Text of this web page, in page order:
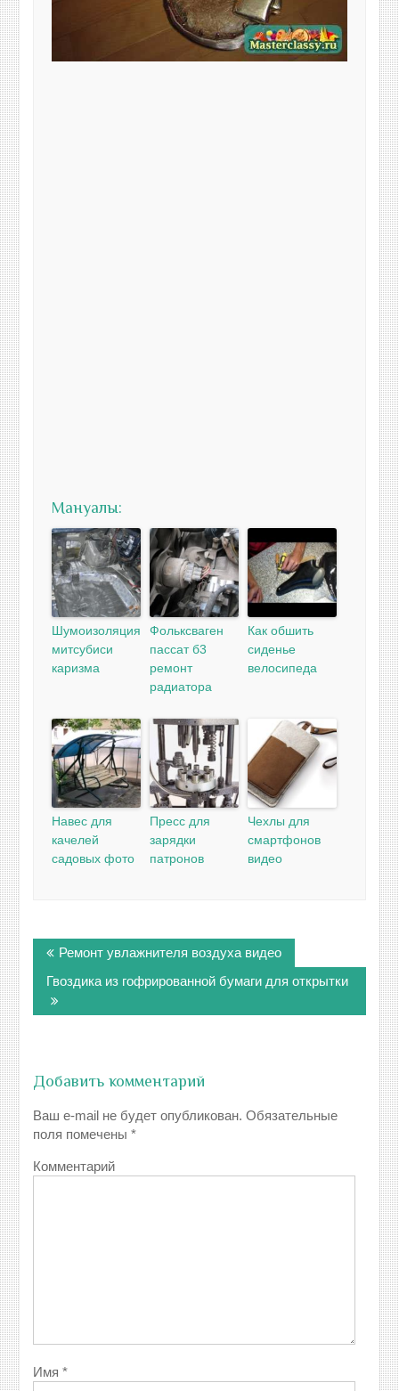
Мануалы:
Шумоизоляция
митсубиси
каризма
Фольксваген
пассат б3
ремонт
радиатора
Как обшить
сиденье
велосипеда
Навес для
качелей
садовых фото
Пресс для
зарядки
патронов
Чехлы для
смартфонов
видео
по
записям
Ремонт увлажнителя воздуха видео
Гвоздика из гофрированной бумаги для открытки
Добавить комментарий
Ваш e-mail не будет опубликован. Обязательные
поля помечены*
Комментарий
Имя*